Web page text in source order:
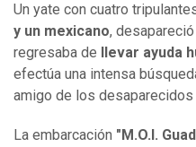
Un yate con cuatro
y un mexicano,
regresaba de
llevar ayuda
efectúa una intensa
amigo de los
La embarcación "M.O.I.